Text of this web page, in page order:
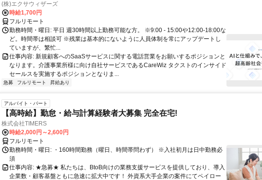
(株)エクサウィザーズ
時給1,700円
フルリモート
勤務時間・曜日: 平日 週30時間以上勤務可能な方。 ※9:00 - 15:00や12:00-18:00な
ど。時間帯は相談可 ※残業は基本的にないように人員体制を常にアップデートし
ていますが、繁忙...
仕事内容: 新規顧客へのSaaSサービスに関する電話営業をお願いするポジションと
なります。介護事業所様に向け自社サービスであるCareWiz タクストのインサイド
セールスを実施するポジションとなりま...
急募 フルリモート 昇給あり
アルバイト・パート
【高時給】勤怠・給与計算経験者大募集 完全在宅!
株式会社TIMERS
時給2,000円～2,600円
フルリモート
勤務時間・曜日: ・160時間勤務（曜日、時間帯問わず） ※入社初月は日中勤務必
須
仕事内容: ★急募★ 私たちは、BtoB向けの業務支援サービスを提供しており、導入
企業数・顧客基盤ともに急速に拡大中です！ 外資系大手企業の案件にてペイロー